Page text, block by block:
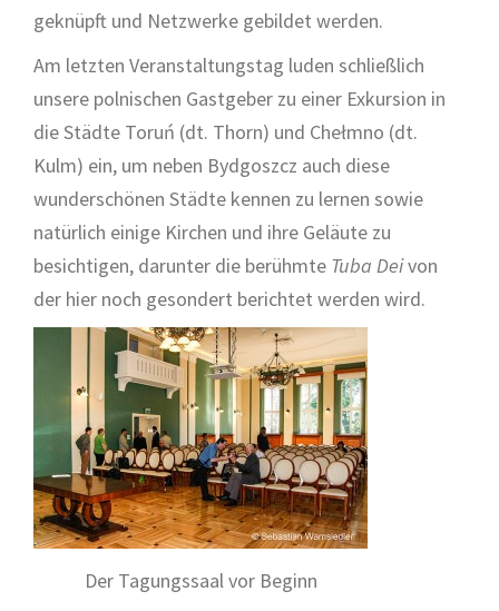
geknüpft und Netzwerke gebildet werden.
Am letzten Veranstaltungstag luden schließlich
unsere polnischen Gastgeber zu einer Exkursion in
die Städte Toruń (dt. Thorn) und Chełmno (dt.
Kulm) ein, um neben Bydgoszcz auch diese
wunderschönen Städte kennen zu lernen sowie
natürlich einige Kirchen und ihre Geläute zu
besichtigen, darunter die berühmte Tuba Deivon
der hier noch gesondert berichtet werden wird.
Der Tagungssaal vor Beginn